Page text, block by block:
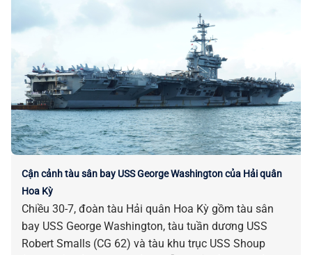
Cận cảnh tàu sân bay USS George Washington của Hải quân
Hoa Kỳ
Chiều 30-7, đoàn tàu Hải quân Hoa Kỳ gồm tàu sân
bay USS George Washington, tàu tuần dương USS
Robert Smalls (CG 62) và tàu khu trục USS Shoup